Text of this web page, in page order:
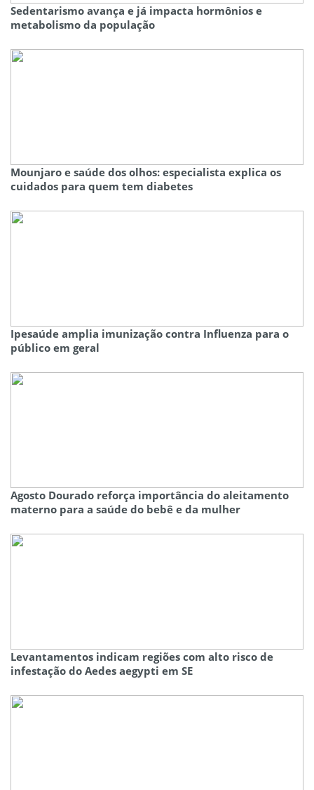
Sedentarismo avança e já impacta hormônios e
metabolismo da população
Mounjaro e saúde dos olhos: especialista explica os
cuidados para quem tem diabetes
Ipesaúde amplia imunização contra Influenza para o
público em geral
Agosto Dourado reforça importância do aleitamento
materno para a saúde do bebê e da mulher
Levantamentos indicam regiões com alto risco de
infestação do Aedes aegypti em SE